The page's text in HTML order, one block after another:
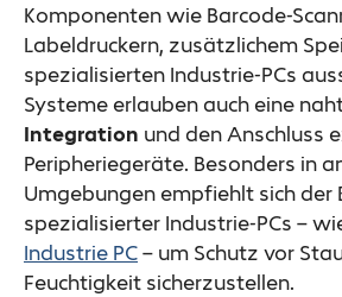
Komponenten wie Barcode-
Labeldruckern, zusätzlichem
spezialisierten Industrie-PCs
Systeme erlauben auch eine
Integration und den Anschluss
Peripheriegeräte. Besonders in
Umgebungen empfiehlt sich der
spezialisierter Industrie-PCs –
Industrie PC– um Schutz vor
Feuchtigkeit sicherzustellen.